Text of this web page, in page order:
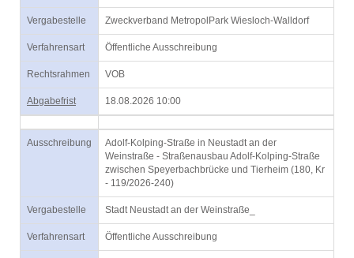
Vergabestelle Zweckverband MetropolPark Wiesloch-Walldorf
Verfahrensart Öffentliche Ausschreibung
Rechtsrahmen VOB
Abgabefrist 18.08.2026 10:00
Ausschreibung
Adolf-Kolping-Straße in Neustadt an der
Weinstraße - Straßenausbau Adolf-Kolping-Straße
zwischen Speyerbachbrücke und Tierheim (180, Kr
- 119/2026-240)
Vergabestelle Stadt Neustadt an der Weinstraße_
Verfahrensart Öffentliche Ausschreibung